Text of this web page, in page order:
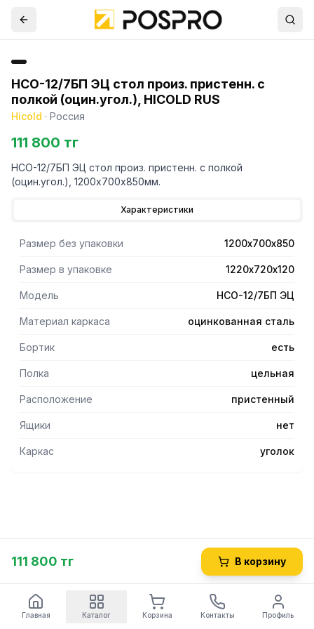
НСО-12/7БП ЭЦ стол произ. пристенн. с
полкой (оцин.угол.), HICOLD RUS
Hicold · Россия
111 800 тг
НСО-12/7БП ЭЦ стол произ. пристенн. с полкой
(оцин.угол.), 1200х700х850мм.
Характеристики
Размер без упаковки 1200х700х850
Размер в упаковке 1220х720х120
Модель НСО-12/7БП ЭЦ
Материал каркаса оцинкованная сталь
Бортик есть
Полка цельная
Расположение пристенный
Ящики нет
Каркас уголок
111 800 тг В корзину
Главная Каталог Корзина Контакты Профиль